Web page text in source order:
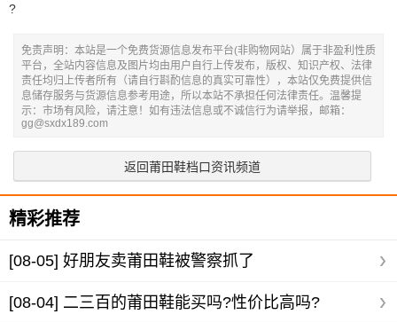
?
免责声明：本站是一个免费货源信息发布平台(非购物网站）属于非盈利性质
平台，全站内容信息及图片均由用户自行上传发布，版权、知识产权、法律
责任均归上传者所有（请自行斟酌信息的真实可靠性），本站仅免费提供信
息储存服务与货源信息参考用途，所以本站不承担任何法律责任。温馨提
示：市场有风险，请注意！如有违法信息或不诚信行为请举报，邮箱：
gg@sxdx189.com
返回莆田鞋档口资讯频道
精彩推荐
[08-05] 好朋友卖莆田鞋被警察抓了
[08-04] 二三百的莆田鞋能买吗?性价比高吗?